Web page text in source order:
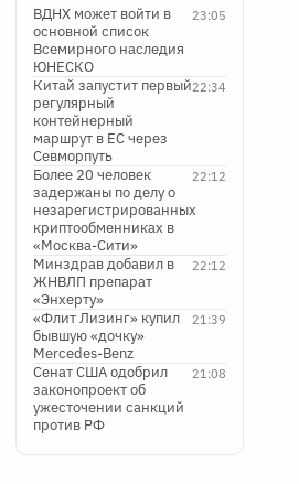
23:05
ВДНХ может войти в
основной список
Всемирного наследия
ЮНЕСКО
22:34
Китай запустит первый
регулярный
контейнерный
маршрут в ЕС через
Севморпуть
22:12
Более 20 человек
задержаны по делу о
незарегистрированных
криптообменниках в
«Москва-Сити»
22:12
Минздрав добавил в
ЖНВЛП препарат
«Энхерту»
21:39
«Флит Лизинг» купил
бывшую «дочку»
Mercedes-Benz
21:08
Сенат США одобрил
законопроект об
ужесточении санкций
против РФ